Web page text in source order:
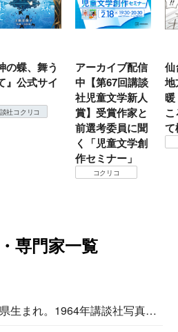
の蝶、舞う
』公式サイ
社コクリコ
アーカイブ配信
中【第67回講談
社児童文学新人
賞】受賞作家と
前選考委員に聞
く「児童文学創
作セミナー」
コクリコ
仙
地
て
専門家一覧
生まれ。1964年講談社写真部